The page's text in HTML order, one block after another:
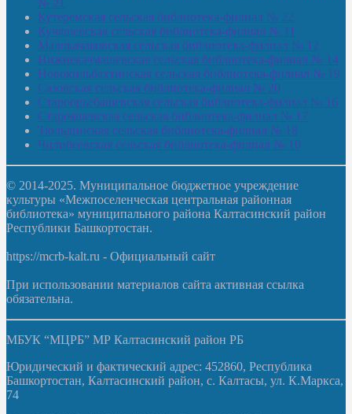
№ 21
Кутеремская сельская библиотека-филиал № 22
Кучашевская сельская библиотека-филиал № 11
Малокачаковская сельская библиотека-филиал № 12
Нижнекачмашевская сельская библиотека-филиал № 14
Новокильбахтинская сельская библиотека-филиал № 19
Сазовская сельская библиотека-филиал № 20
Староорьебашевская сельская библиотека-филиал № 16
Старояшевская сельская библиотека-филиал № 17
Тюльдинская сельская библиотека-филиал № 18
Чилибеевская сельская библиотека-филиал № 10
© 2014-2025. Муниципальное бюджетное учреждение
культуры «Межпоселенческая центральная районная
библиотека» муниципального района Калтасинский район
Республики Башкортостан.
https://mcrb-kalt.ru - Официальный сайт
При использовании материалов сайта активная ссылка
обязательна.
МБУК “МЦРБ” МР Калтасинский район РБ
Юридический и фактический адрес: 452860, Республика
Башкортостан, Калтасинский район, с. Калтасы, ул. К.Маркса,
74